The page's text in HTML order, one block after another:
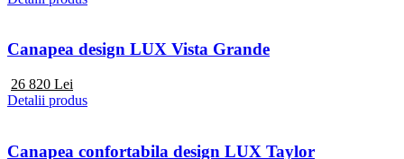
Canapea design LUX Vista Grande
26 820 Lei
Detalii produs
Canapea confortabila design LUX Taylor